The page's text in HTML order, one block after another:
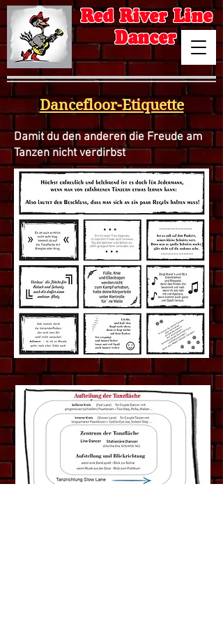
Red River Line
Dancer
Dancefloor-Etiquette
Damit du den anderen die Freude am
Tanzen nicht verdirbst